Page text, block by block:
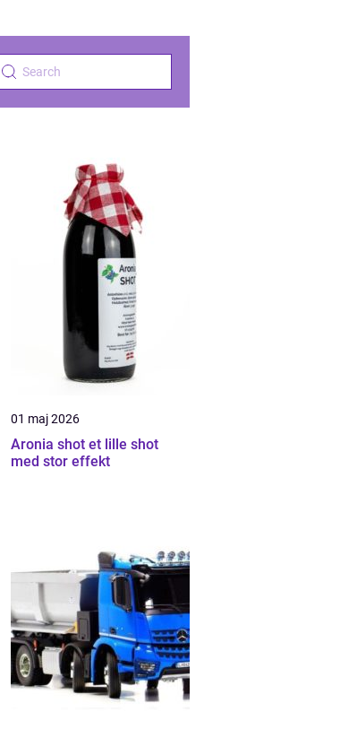
01 maj 2026
Aronia shot et lille shot
med stor effekt